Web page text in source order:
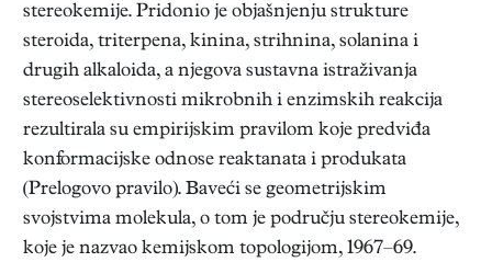
stereokemije. Pridonio je objašnjenju strukture
steroida, triterpena, kinina, strihnina, solanina i
drugih alkaloida, a njegova sustavna istraživanja
stereoselektivnosti mikrobnih i enzimskih reakcija
rezultirala su empirijskim pravilom koje predviđa
konformacijske odnose reaktanata i produkata
(Prelogovo pravilo). Baveći se geometrijskim
svojstvima molekula, o tom je području stereokemije,
koje je nazvao kemijskom topologijom, 1967–69.